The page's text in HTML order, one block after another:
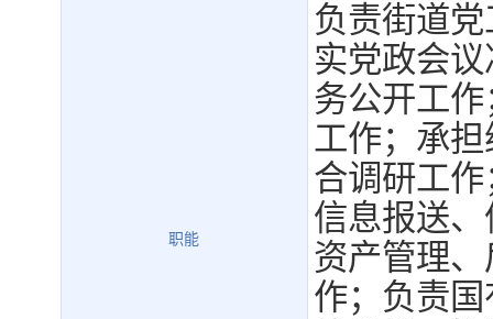
职能
负责街道
实党政会
务公开工
工作；承
合调研工
信息报送
资产管理
作；负责